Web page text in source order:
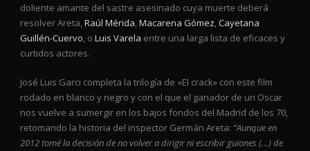
doliente amante del sastre asesinado cuya muerte deberá
resolver Areta,Raúl Mérida,Macarena Gómez,Cayetana
Guillén-Cuervo, o Luis Varela entre una larga lista de eficaces y
curtidos actores.
José Luis Garci completa la trilogía de «El crack» con este film
rodado en blanco y negro y con el que el ganador de un Oscar
nos vuelve a sumergir en los bajos fondos del Madrid de los 70,
retomando la historia del inspector Germán Areta: “Aunque en
2012 tomé la decisión de no volver a dirigir ni escribir guiones (…) de